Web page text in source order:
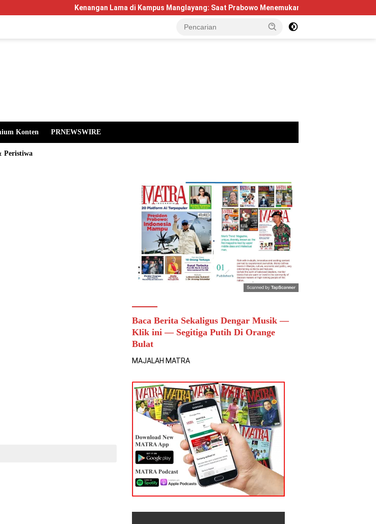
Kenangan Lama di Kampus Manglayang: Saat Prabowo Menemukan Kembali Jejak Sejarah IPDN
Konten PRNEWSWIRE
Peristiwa
Baca Berita Sekaligus Dengar Musik —
Klik ini — Segitiga Putih Di Orange
Bulat
MAJALAH MATRA